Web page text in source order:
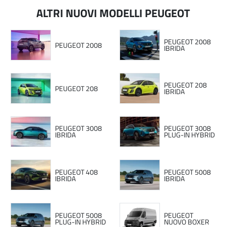
ALTRI NUOVI MODELLI PEUGEOT
PEUGEOT 2008 PEUGEOT 2008
IBRIDA
PEUGEOT 208 PEUGEOT 208
IBRIDA
PEUGEOT 3008
IBRIDA
PEUGEOT 3008
PLUG-IN HYBRID
PEUGEOT 408
IBRIDA
PEUGEOT 5008
IBRIDA
PEUGEOT 5008
PLUG-IN HYBRID
PEUGEOT
NUOVO BOXER